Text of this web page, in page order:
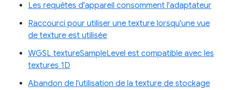
Les requêtes d'appareil consomment l'adaptateur
Raccourci pour utiliser une texture lorsqu'une vue
de texture est utilisée
WGSL textureSampleLevel est compatible avec les
textures 1D
Abandon de l'utilisation de la texture de stockage